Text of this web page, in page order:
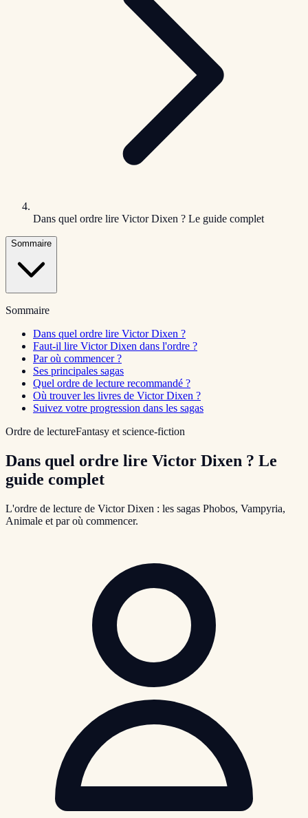
Dans quel ordre lire Victor Dixen ? Le guide complet
Sommaire
Sommaire
Dans quel ordre lire Victor Dixen ?
Faut-il lire Victor Dixen dans l'ordre ?
Par où commencer ?
Ses principales sagas
Quel ordre de lecture recommandé ?
Où trouver les livres de Victor Dixen ?
Suivez votre progression dans les sagas
Ordre de lectureFantasy et science-fiction
Dans quel ordre lire Victor Dixen ? Le
guide complet
L'ordre de lecture de Victor Dixen : les sagas Phobos, Vampyria,
Animale et par où commencer.